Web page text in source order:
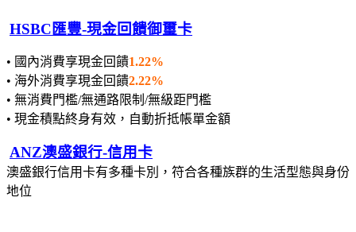
HSBC匯豐-現金回饋御璽卡
• 國內消費享現金回饋1.22%
• 海外消費享現金回饋2.22%
• 無消費門檻/無通路限制/無級距門檻
• 現金積點終身有效，自動折抵帳單金額
ANZ澳盛銀行-信用卡
澳盛銀行信用卡有多種卡別，符合各種族群的生活型態與身份
地位